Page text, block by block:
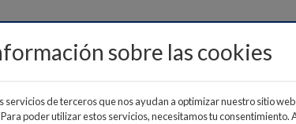
sobre las cookies
servicios de terceros que nos ayudan a optimizar nuestro sitio web
poder utilizar estos servicios, necesitamos tu consentimiento.